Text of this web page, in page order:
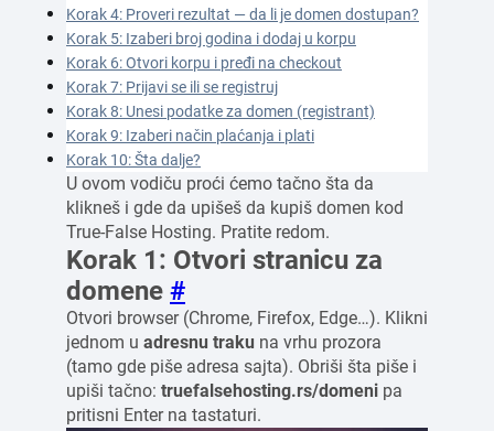
Korak 4: Proveri rezultat — da li je domen dostupan?
Korak 5: Izaberi broj godina i dodaj u korpu
Korak 6: Otvori korpu i pređi na checkout
Korak 7: Prijavi se ili se registruj
Korak 8: Unesi podatke za domen (registrant)
Korak 9: Izaberi način plaćanja i plati
Korak 10: Šta dalje?
U ovom vodiču proći ćemo tačno šta da
klikneš i gde da upišeš da kupiš domen kod
True-False Hosting. Pratite redom.
Korak 1: Otvori stranicu za
domene #
Otvori browser (Chrome, Firefox, Edge…). Klikni
jednom u adresnu traku na vrhu prozora
(tamo gde piše adresa sajta). Obriši šta piše i
upiši tačno: truefalsehosting.rs/domeni pa
pritisni Enter na tastaturi.